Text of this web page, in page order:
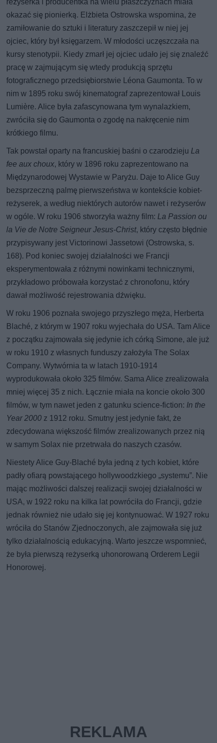
okazać się pionierką. Elżbieta Ostrowska wspomina, że
zamiłowanie do sztuki i literatury zaszczepił w niej jej
ojciec, który był księgarzem. W młodości uczęszczała na
kursy stenotypii. Kiedy zmarł jej ojciec udało jej się znaleźć
pracę w zajmującym się wtedy produkcją sprzętu
fotograficznego przedsiębiorstwie Léona Gaumonta. To w
nim w 1895 roku swój kinematograf zaprezentował Louis
Lumière. Alice była zafascynowana tym wynalazkiem,
zwróciła się do Gaumonta o zgodę na nakręcenie nim
krótkiego filmu.
Tak powstał oparty na francuskiej baśni o czarodzieju La
fee aux choux, który w 1896 roku zaprezentowano na
Międzynarodowej Wystawie w Paryżu. Daje to Alice Guy
bezsprzeczną palmę pierwszeństwa w kontekście kobiet-
reżyserek, a według niektórych autorów nawet i reżyserów
w ogóle. W roku 1906 stworzyła ważny film: La Passion ou
la Vie de Notre Seigneur Jesus-Christ, który często błędnie
przypisywany jest Victorinowi Jassetowi (Ostrowska, s.
168). Pod koniec swojej działalności we Francji
eksperymentowała z różnymi nowinkami technicznymi,
przykładowo próbowała korzystać z chronofonu, który
dawał możliwość rejestrowania dźwięku.
W roku 1906 poznała swojego przyszłego męża, Herberta
Blaché, z którym w 1907 roku wyjechała do USA. Tam Alice
z początku zajmowała się jedynie ich córką Simone, ale już
w roku 1910 z własnych funduszy założyła The Solax
Company. Wytwórnia ta w latach 1910-1914
wyprodukowała około 325 filmów. Sama Alice zrealizowała
mniej więcej 35 z nich. Łącznie miała na koncie około 300
filmów, w tym nawet jeden z gatunku science-fiction: In the
Year 2000 z 1912 roku. Smutny jest jedynie fakt, że
zdecydowana większość filmów zrealizowanych przez nią
w samym Solax nie przetrwała do naszych czasów.
Niestety Alice Guy-Blaché była jedną z tych kobiet, które
padły ofiarą powstającego hollywoodzkiego „systemu”. Nie
mając możliwości dalszej realizacji swojej działalności w
USA, w 1922 roku na kilka lat powróciła do Francji, gdzie
jednak również nie udało się jej kontynuować. W 1927 roku
wróciła do Stanów Zjednoczonych, ale zajmowała się już
tylko działalnością edukacyjną. Warto jeszcze wspomnieć,
że była pierwszą reżyserką uhonorowaną Orderem Legii
Honorowej.